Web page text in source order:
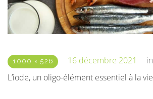
1000 × 526 16 décembre 2021
in
L’iode, un oligo-élément essentiel à la vie